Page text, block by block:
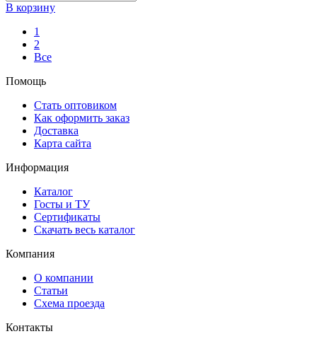
В корзину
1
2
Все
Помощь
Стать оптовиком
Как оформить заказ
Доставка
Карта сайта
Информация
Каталог
Госты и ТУ
Сертификаты
Скачать весь каталог
Компания
О компании
Статьи
Схема проезда
Контакты